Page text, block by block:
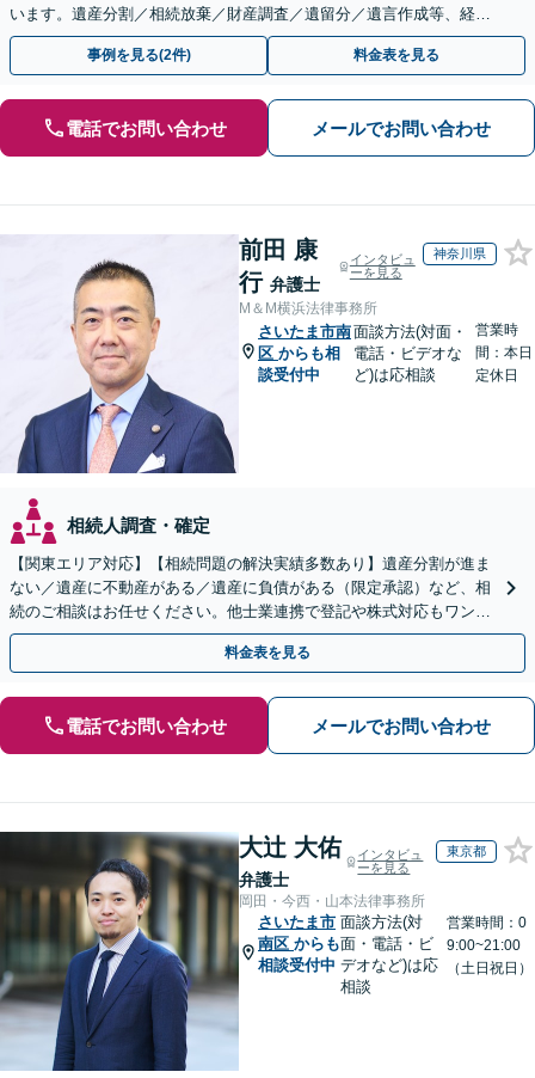
います。遺産分割／相続放棄／財産調査／遺留分／遺言作成等、経験
豊富な事務所。複雑な手続を代行【年間相談100件以上】
事例を見る(2件) 料金表を見る
電話でお問い合わせ メールでお問い合わせ
前田 康
行 弁護士
インタビュ
ーを見る
神奈川県
M＆M横浜法律事務所
さいたま市南
区 からも相
談受付中
面談方法(対面・
電話・ビデオな
ど)は応相談
営業時
間：本日
定休日
相続人調査・確定
【関東エリア対応】【相続問題の解決実績多数あり】遺産分割が進ま
ない／遺産に不動産がある／遺産に負債がある（限定承認）など、相
続のご相談はお任せください。他士業連携で登記や株式対応もワンス
トップ対応します【土日祝対応可】【弁護士歴30年】
料金表を見る
電話でお問い合わせ メールでお問い合わせ
大辻 大佑
弁護士
インタビュ
ーを見る
東京都
岡田・今西・山本法律事務所
さいたま市
南区 からも
相談受付中
面談方法(対
面・電話・ビ
デオなど)は応
相談
営業時間：0
9:00~21:00
（土日祝日）